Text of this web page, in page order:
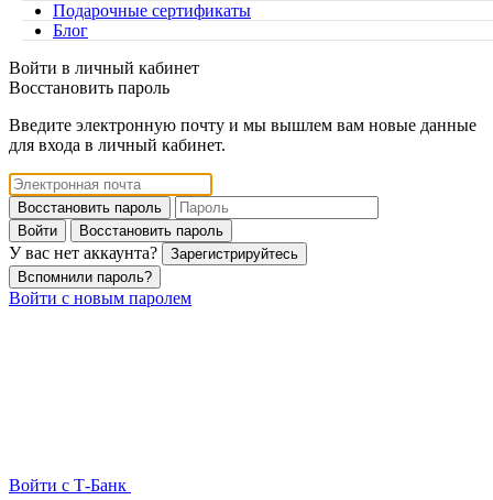
Подарочные сертификаты
Блог
Войти в личный кабинет
Восстановить пароль
Введите электронную почту и мы вышлем вам новые данные
для входа в личный кабинет.
Восстановить пароль
Войти
Восстановить пароль
У вас нет аккаунта?
Зарегистрируйтесь
Вспомнили пароль?
Войти с новым паролем
Войти с Т-Банк